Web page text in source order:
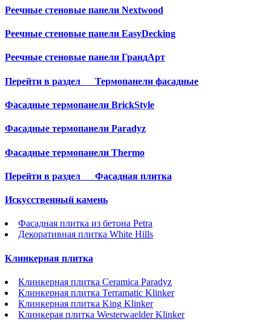
Реечные стеновые панели Nextwood
Реечные стеновые панели EasyDecking
Реечные стеновые панели ГрандАрт
Перейти в раздел Термопанели фасадные
Фасадные термопанели BrickStyle
Фасадные термопанели Paradyz
Фасадные термопанели Thermo
Перейти в раздел Фасадная плитка
Искусственный камень
Фасадная плитка из бетона Petra
Декоративная плитка White Hills
Клинкерная плитка
Клинкерная плитка Ceramica Paradyz
Клинкерная плитка Terramatic Klinker
Клинкерная плитка King Klinker
Клинкерая плитка Westerwaelder Klinker